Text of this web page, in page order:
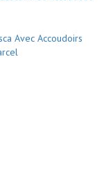
Avec Accoudoirs